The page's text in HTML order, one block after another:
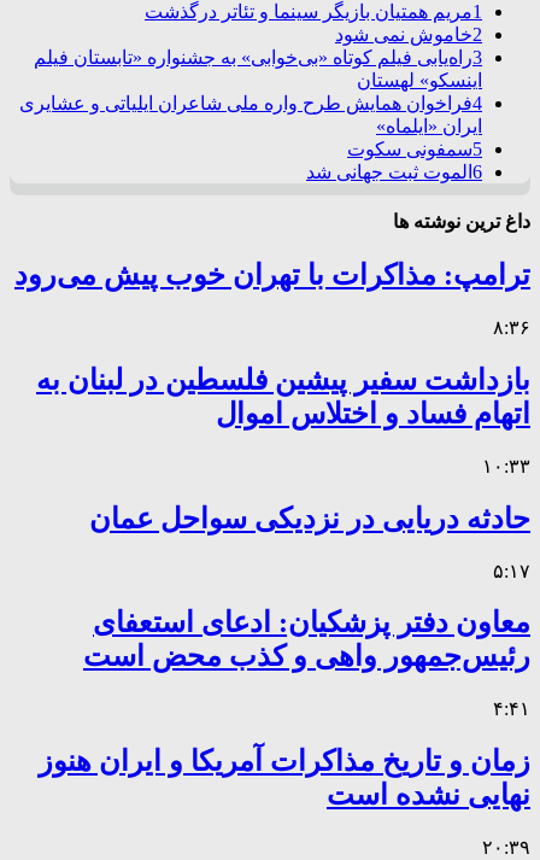
1مریم همتیان بازیگر سینما و تئاتر درگذشت
2خاموش نمی شود
3راه‌یابی فیلم کوتاه «بی‌خوابی» به جشنواره «تابستان فیلم
اینسکو» لهستان
4فراخوان همایش طرح واره ملی شاعران ایلیاتی و عشایری
ایران «ایلماه»
5سمفونی سکوت
6 الموت ثبت جهانی شد
داغ ترین نوشته ها
ترامپ: مذاکرات با تهران خوب پیش می‌رود
۸:۳۶
بازداشت سفیر پیشین فلسطین در لبنان به
اتهام فساد و اختلاس اموال
۱۰:۳۳
حادثه دریایی در نزدیکی سواحل عمان
۵:۱۷
معاون دفتر پزشکیان: ادعای استعفای
رئیس‌جمهور واهی و کذب محض است
۴:۴۱
زمان و تاریخ مذاکرات آمریکا و ایران هنوز
نهایی نشده است
۲۰:۳۹